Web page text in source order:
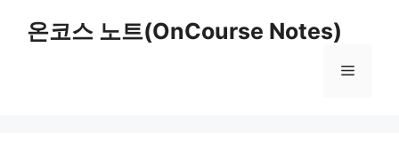
온코스 노트(OnCourse Notes)
Menu